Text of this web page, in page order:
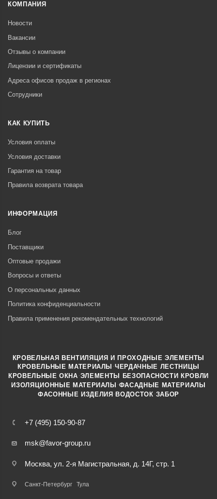
КОМПАНИЯ
Новости
Вакансии
Отзывы о компании
Лицензии и сертификаты
Адреса офисов продаж в регионах
Сотрудники
КАК КУПИТЬ
Условия оплаты
Условия доставки
Гарантия на товар
Правила возврата товара
ИНФОРМАЦИЯ
Блог
Поставщики
Оптовые продажи
Вопросы и ответы
О персональных данных
Политика конфиденциальности
Правила применения рекомендательных технологий
+7 (495) 150-90-87
msk@favor-group.ru
Москва, ул. 2-я Магистральная, д. 14Г, стр. 1
Санкт-Петербург Тула
КРОВЕЛЬНАЯ ВЕНТИЛЯЦИЯ И ПРОХОДНЫЕ ЭЛЕМЕНТЫ
КРОВЕЛЬНЫЕ МАТЕРИАЛЫ ·ЧЕРДАЧНЫЕ ЛЕСТНИЦЫ
КРОВЕЛЬНЫЕ ОКНА ·ЭЛЕМЕНТЫ БЕЗОПАСНОСТИ КРОВЛИ
ИЗОЛЯЦИОННЫЕ МАТЕРИАЛЫ ·ФАСАДНЫЕ МАТЕРИАЛЫ
ФАСОННЫЕ ИЗДЕЛИЯ·ВОДОСТОК ·ЗАБОР